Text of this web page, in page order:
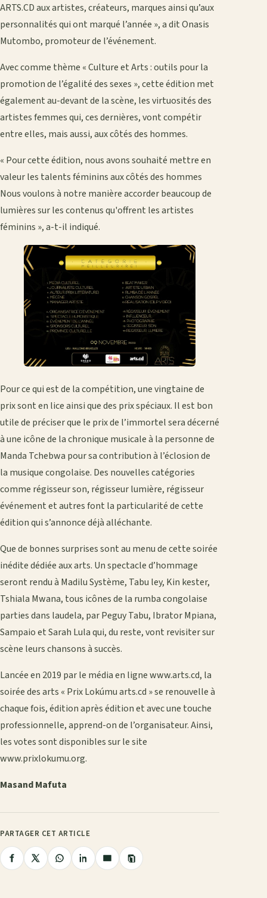
ARTS.CD aux artistes, créateurs, marques ainsi qu’aux
personnalités qui ont marqué l’année », a dit Onasis
Mutombo, promoteur de l’événement.
Avec comme thème « Culture et Arts : outils pour la
promotion de l’égalité des sexes », cette édition met
également au-devant de la scène, les virtuosités des
artistes femmes qui, ces dernières, vont compétir
entre elles, mais aussi, aux côtés des hommes.
« Pour cette édition, nous avons souhaité mettre en
valeur les talents féminins aux côtés des hommes
Nous voulons à notre manière accorder beaucoup de
lumières sur les contenus qu'offrent les artistes
féminins », a-t-il indiqué.
Pour ce qui est de la compétition, une vingtaine de
prix sont en lice ainsi que des prix spéciaux. Il est bon
utile de préciser que le prix de l’immortel sera décerné
à une icône de la chronique musicale à la personne de
Manda Tchebwa pour sa contribution à l’éclosion de
la musique congolaise. Des nouvelles catégories
comme régisseur son, régisseur lumière, régisseur
événement et autres font la particularité de cette
édition qui s’annonce déjà alléchante.
Que de bonnes surprises sont au menu de cette soirée
inédite dédiée aux arts. Un spectacle d’hommage
seront rendu à Madilu Système, Tabu ley, Kin kester,
Tshiala Mwana, tous icônes de la rumba congolaise
parties dans laudela, par Peguy Tabu, Ibrator Mpiana,
Sampaio et Sarah Lula qui, du reste, vont revisiter sur
scène leurs chansons à succès.
Lancée en 2019 par le média en ligne www.arts.cd, la
soirée des arts « Prix Lokúmu arts.cd » se renouvelle à
chaque fois, édition après édition et avec une touche
professionnelle, apprend-on de l’organisateur. Ainsi,
les votes sont disponibles sur le site
www.prixlokumu.org.
Masand Mafuta
PARTAGER CET ARTICLE
PartagerPartagerPartagerPartagerPartager
Copier
le